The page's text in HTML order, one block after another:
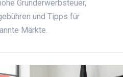
Grunderwerbsteuer,
und Tipps für
Märkte.